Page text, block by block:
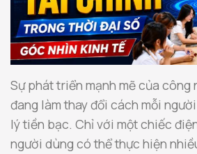
Sự phát triển mạnh mẽ của công
đang làm thay đổi cách mỗi
lý tiền bạc. Chỉ với một chiếc
người dùng có thể thực hiện